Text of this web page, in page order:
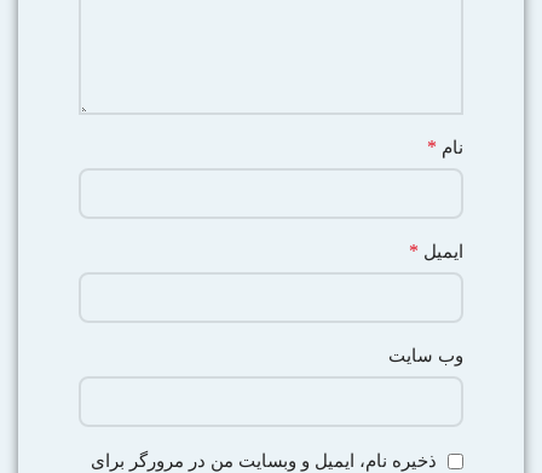
نام *
ایمیل *
وب‌ سایت
ذخیره نام، ایمیل و وبسایت من در مرورگر برای